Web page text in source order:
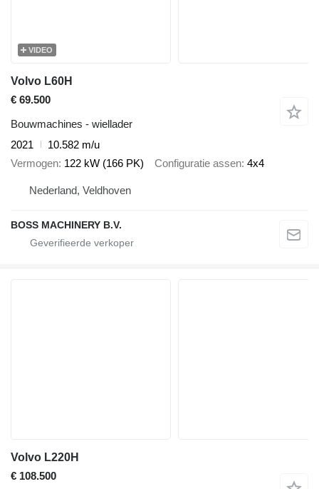
VIDEO
Volvo L60H
€ 69.500
Bouwmachines - wiellader
2021
10.582 m/u
Vermogen 122 kW (166 PK) Configuratie assen 4x4
Nederland, Veldhoven
BOSS MACHINERY B.V.
Volvo L220H
€ 108.500